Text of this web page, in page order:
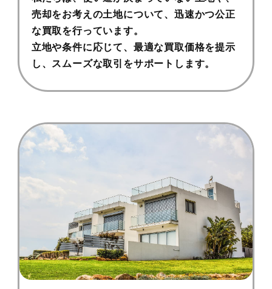
売却をお考えの土地について、迅速かつ公正
な買取を行っています。
立地や条件に応じて、最適な買取価格を提示
し、スムーズな取引をサポートします。